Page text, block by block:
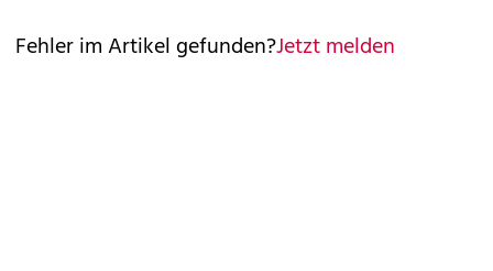
Fehler im Artikel gefunden?Jetzt melden